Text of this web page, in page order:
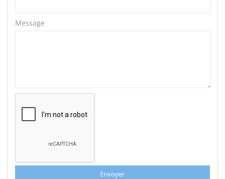
Message
Envoyer